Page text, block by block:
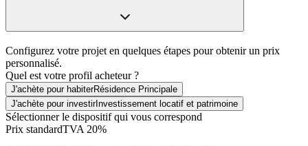
Configurez votre projet en quelques étapes pour obtenir un prix
personnalisé.
Quel est votre profil acheteur ?
J'achète pour habiterRésidence Principale
J'achète pour investirInvestissement locatif et patrimoine
Sélectionner le dispositif qui vous correspond
Prix standardTVA 20%